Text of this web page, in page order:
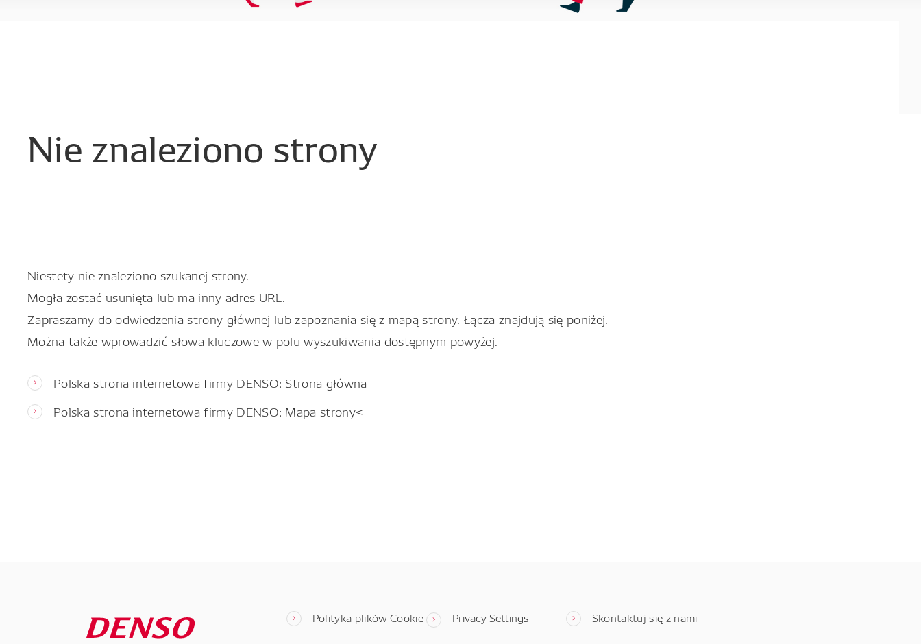
Nie znaleziono strony
Niestety nie znaleziono szukanej strony.
Mogła zostać usunięta lub ma inny adres URL.
Zapraszamy do odwiedzenia strony głównej lub zapoznania się z mapą strony. Łącza znajdują się poniżej.
Można także wprowadzić słowa kluczowe w polu wyszukiwania dostępnym powyżej.
Polska strona internetowa firmy DENSO: Strona główna
Polska strona internetowa firmy DENSO: Mapa strony<
Polityka plików Cookie Privacy Settings Skontaktuj się z nami